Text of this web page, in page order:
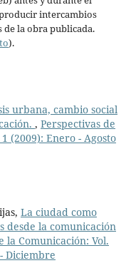
intercambios
de la obra publicada.
).
urbana, cambio social
, Perspectivas de
(2009): Enero - Agosto
La ciudad como
desde la comunicación
la Comunicación: Vol.
Diciembre